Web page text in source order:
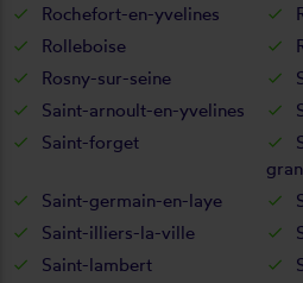
Rochefort-en-yvelines
Rolleboise
Rosny-sur-seine
Saint-arnoult-en-yvelines
Saint-forget
Saint-germain-en-laye
Saint-illiers-la-ville
Saint-lambert